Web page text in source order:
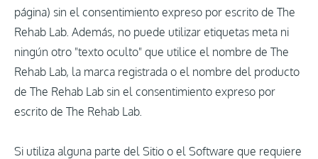
página) sin el consentimiento expreso por escrito de The
Rehab Lab. Además, no puede utilizar etiquetas meta ni
ningún otro "texto oculto" que utilice el nombre de The
Rehab Lab, la marca registrada o el nombre del producto
de The Rehab Lab sin el consentimiento expreso por
escrito de The Rehab Lab.
Si utiliza alguna parte del Sitio o el Software que requiere